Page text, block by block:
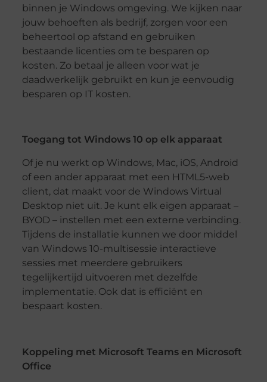
binnen je Windows omgeving. We kijken naar
jouw behoeften als bedrijf, zorgen voor een
beheertool op afstand en gebruiken
bestaande licenties om te besparen op
kosten. Zo betaal je alleen voor wat je
daadwerkelijk gebruikt en kun je eenvoudig
besparen op IT kosten.
Toegang tot Windows 10 op elk apparaat
Of je nu werkt op Windows, Mac, iOS, Android
of een ander apparaat met een HTML5-web
client, dat maakt voor de Windows Virtual
Desktop niet uit. Je kunt elk eigen apparaat –
BYOD – instellen met een externe verbinding.
Tijdens de installatie kunnen we door middel
van Windows 10-multisessie interactieve
sessies met meerdere gebruikers
tegelijkertijd uitvoeren met dezelfde
implementatie. Ook dat is efficiënt en
bespaart kosten.
Koppeling met Microsoft Teams en Microsoft
Office